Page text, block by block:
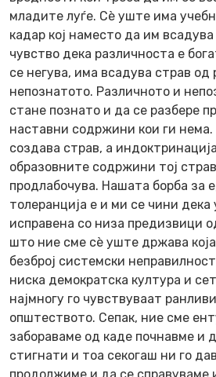
младите луѓе. Сè уште има
кадар кој наместо да им
чувство дека различноста е
се негува, има всадува страв од
непознатото. Различното и
стане познато и да се разбере
наставни содржини кои ги
создава страв, а
образовните содржини тој
продлабочува. Нашата борба за
толеранција е и ми се чини
исправена со низа предизвици
што ние сме сè уште држава
безброј системски
ниска демократска култура и
најмногу го чувствуваат
општеството. Сепак, ние сме
забораваме од каде почнавме и
стигнати и тоа секогаш ни го